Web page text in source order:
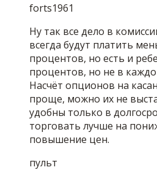
forts1961
Ну так все дело в
всегда будут платить
процентов, но есть и
процентов, но не в
Насчёт опционов на
проще, можно их не
удобны только в
торговать лучше на
повышение цен.
пульт